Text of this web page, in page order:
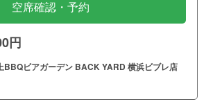
空席確認・予約
円
BBQビアガーデン BACK YARD 横浜ビブレ店